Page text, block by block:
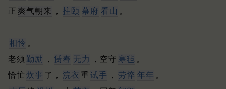
正 爽气朝来 ， 拄颐 幕府 看山 。
相怜 。
老须 勤励 ， 赁舂 无力 ，空守 寒毡 。
恰忙 炊事 了， 浣衣 重 试手 ， 劳悴 年年 。